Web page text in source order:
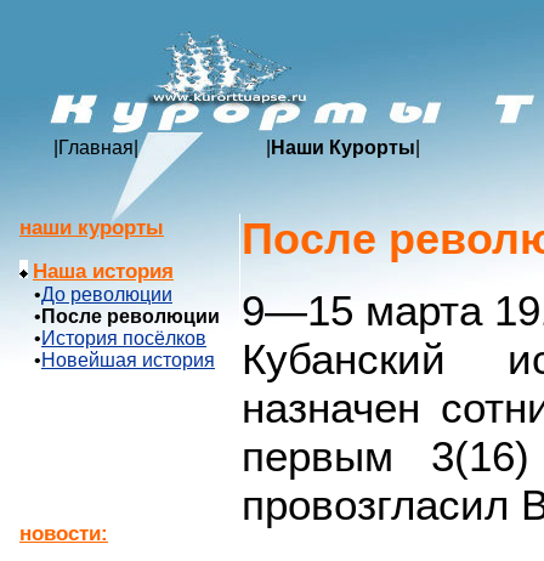
Главная Наши Курорты
наши курорты
Наша история
•До революции
• После революции
•История посёлков
•Новейшая история
новости:
После
9—15 марта
Кубанский
назначен
первым
провозгласил